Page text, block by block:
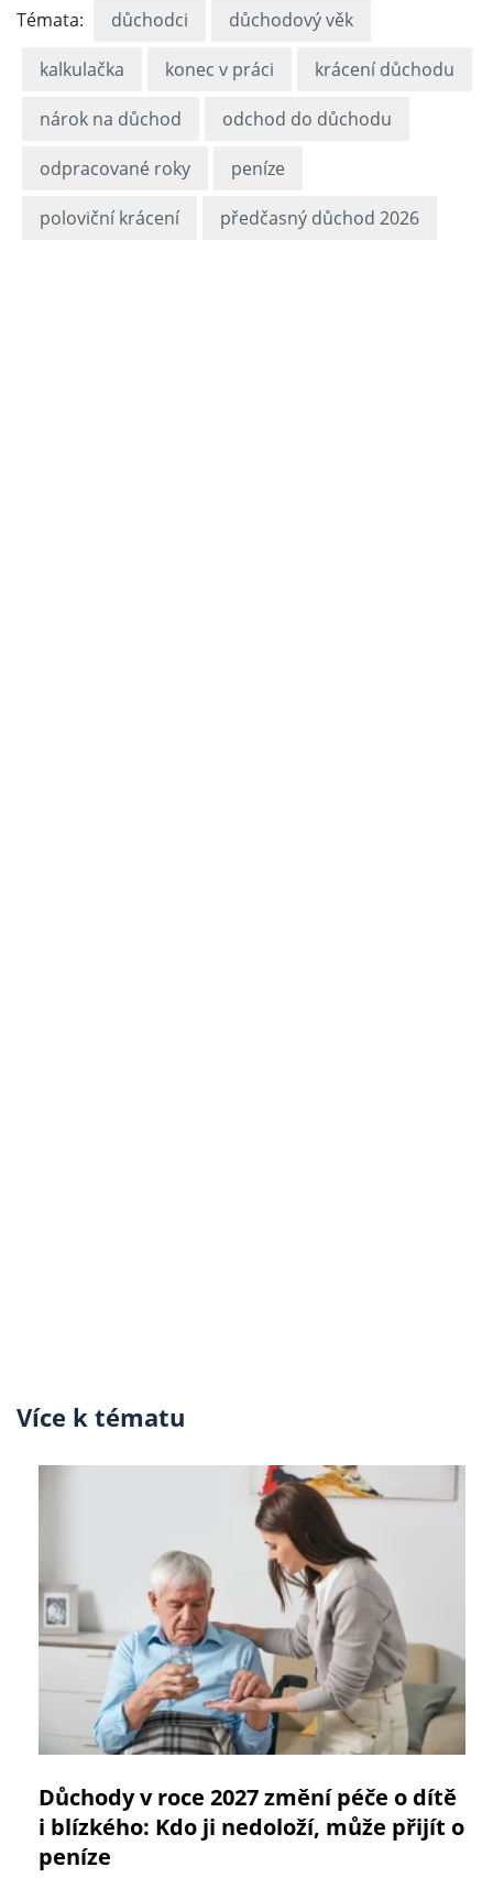
Témata: důchodci důchodový věk
kalkulačka konec v práci krácení důchodu
nárok na důchod odchod do důchodu
odpracované roky peníze
poloviční krácení předčasný důchod 2026
Více k tématu
Důchody v roce 2027 změní péče o dítě
i blízkého: Kdo ji nedoloží, může přijít o
peníze